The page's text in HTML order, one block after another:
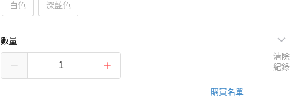
白色 深藍色
數量
購買名單
清除
紀錄